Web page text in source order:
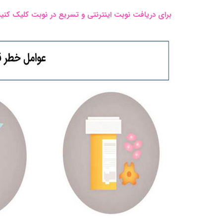
برای دریافت نوبت اینترنتی و تسریع در نوبت کلیک